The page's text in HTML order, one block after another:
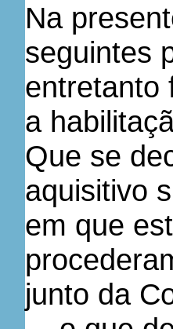
Na
seguintes
entretanto
a
Que se
aquisitivo
em que
junto da